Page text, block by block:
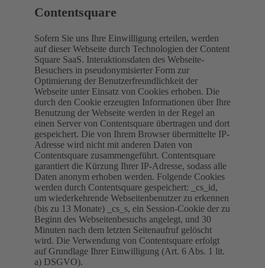
Contentsquare
Sofern Sie uns Ihre Einwilligung erteilen, werden
auf dieser Webseite durch Technologien der Content
Square SaaS. Interaktionsdaten des Webseite-
Besuchers in pseudonymisierter Form zur
Optimierung der Benutzerfreundlichkeit der
Webseite unter Einsatz von Cookies erhoben. Die
durch den Cookie erzeugten Informationen über Ihre
Benutzung der Webseite werden in der Regel an
einen Server von Contentsquare übertragen und dort
gespeichert. Die von Ihrem Browser übermittelte IP-
Adresse wird nicht mit anderen Daten von
Contentsquare zusammengeführt. Contentsquare
garantiert die Kürzung Ihrer IP-Adresse, sodass alle
Daten anonym erhoben werden. Folgende Cookies
werden durch Contentsquare gespeichert: _cs_id,
um wiederkehrende Webseitenbenutzer zu erkennen
(bis zu 13 Monate) _cs_s, ein Session-Cookie der zu
Beginn des Webseitenbesuchs angelegt, und 30
Minuten nach dem letzten Seitenaufruf gelöscht
wird. Die Verwendung von Contentsquare erfolgt
auf Grundlage Ihrer Einwilligung (Art. 6 Abs. 1 lit.
a) DSGVO).